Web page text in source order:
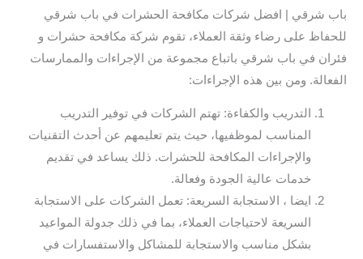
باب شرقي | افضل شركات مكافحة الحشرات في باب شرقي
للحفاظ على رضاء وثقة العملاء، تقوم شركة مكافحة حشرات و
فئران في باب شرقي باتباع مجموعة من الإجراءات والممارسات
الفعالة. ومن بين هذه الإجراءات:
التدريب والكفاءة: تهتم الشركات في توفير التدريب
المناسب لموظفيها، حيث يتم تعليمهم عن أحدث التقنيات
والإجراءات المكافحة للحشرات. ذلك يساعد في تقديم
خدمات عالية الجودة وفعالة.
ايضا ، الاستجابة السريعة: تعمل الشركات على الاستجابة
السريعة لاحتياجات العملاء، بما في ذلك جدولة المواعيد
بشكل مناسب والاستجابة للمشاكل والاستفسارات في